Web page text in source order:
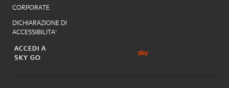
CORPORATE
DICHIARAZIONE DI
ACCESSIBILITA'
ACCEDI A
SKY GO